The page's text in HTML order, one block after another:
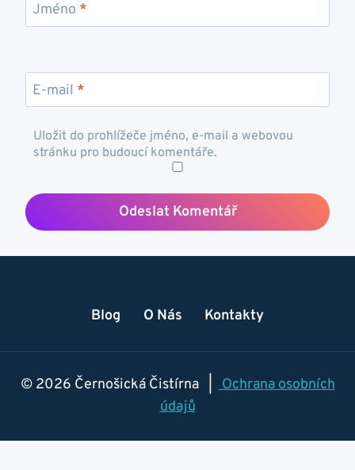
Jméno *
E-mail *
Uložit do prohlížeče jméno, e-mail a webovou
stránku pro budoucí komentáře.
Blog O Nás Kontakty
© 2026 Černošická Čistírna |Ochrana osobních
údajů